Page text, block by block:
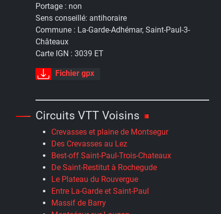
Portage : non
Sens conseillé: antihoraire
Commune : La-Garde-Adhémar, Saint-Paul-3-
Châteaux
Carte IGN : 3039 ET
Fichier gpx
Circuits VTT Voisins
Crevasses et plaine de Montsegur
Des Crevasses au Lez
Best-off Saint-Paul-Trois-Chateaux
De Saint-Restitut à Rochegude
Le Plateau du Rouvergue
Entre La-Garde et Saint-Paul
Massif de Barry